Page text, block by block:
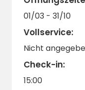
Mobilität
der Gruppe
Um die
denken Sie
Hochsaison
01/03 - 31/10
Vollservice:
Nicht
Check-in:
15:00